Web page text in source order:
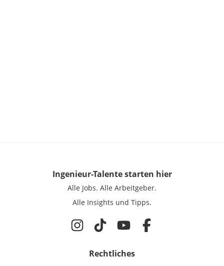
Ingenieur-Talentestarten hier
Alle Jobs. Alle Arbeitgeber.
Alle Insights und Tipps.
Rechtliches